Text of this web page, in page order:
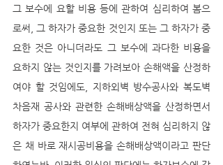
그 보수에 요할 비용 등에 관하여 심리하여 봄으
로써, 그 하자가 중요한 것인지 또는 그 하자가 중
요한 것은 아니더라도 그 보수에 과다한 비용을
요하지 않는 것인지를 가려보아 손해액을 산정하
여야 할 것임에도, 지하외벽 방수공사와 복도벽
차음재 공사와 관련한 손해배상액을 산정하면서
하자가 중요한지 여부에 관하여 전혀 심리하지 않
은 채 바로 재시공비용을 손해배상액이라고 판단